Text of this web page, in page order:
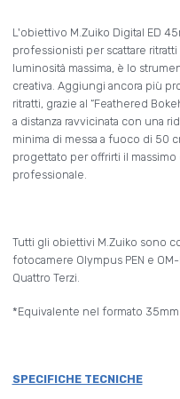
L'obiettivo M.Zuiko Digital ED
professionisti per scattare ritratti
luminosità massima, è lo
creativa. Aggiungi ancora più
ritratti, grazie al “Feathered
a distanza ravvicinata con una
minima di messa a fuoco di 50
progettato per offrirti il
professionale.
Tutti gli obiettivi M.Zuiko sono
fotocamere Olympus PEN e
Quattro Terzi.
*Equivalente nel formato 35mm
SPECIFICHE TECNICHE